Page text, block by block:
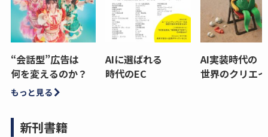
“会話型”広告は
何を変えるのか？
AIに選ばれる
時代のEC
AI実装時代の
世界のクリエ
もっと見る
新刊書籍